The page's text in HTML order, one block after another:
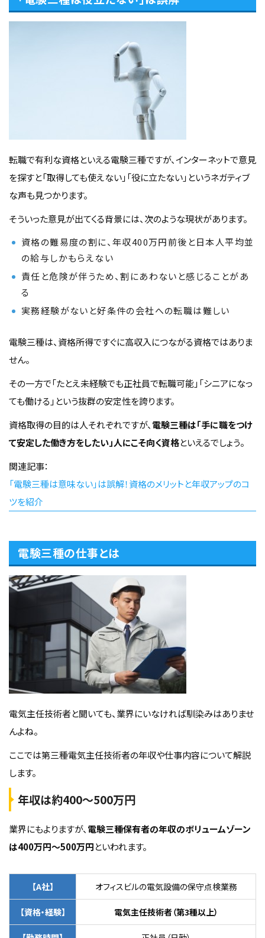
転職で有利な資格といえる電験三種ですが、インターネットで意見
を探すと「取得しても使えない」「役に立たない」というネガティブ
な声も見つかります。
そういった意見が出てくる背景には、次のような現状があります。
資格の難易度の割に、年収400万円前後と日本人平均並
の給与しかもらえない
責任と危険が伴うため、割にあわないと感じることがあ
る
実務経験がないと好条件の会社への転職は難しい
電験三種は、資格所得ですぐに高収入につながる資格ではありま
せん。
その一方で「たとえ未経験でも正社員で転職可能」「シニアになっ
ても働ける」という抜群の安定性を誇ります。
資格取得の目的は人それぞれですが、 電験三種は「手に職をつけ
て安定した働き方をしたい」人にこそ向く資格といえるでしょう。
関連記事：
「電験三種は意味ない」は誤解！資格のメリットと年収アップのコ
ツを紹介
電験三種の仕事とは
電気主任技術者と聞いても、業界にいなければ馴染みはありませ
んよね。
ここでは第三種電気主任技術者の年収や仕事内容について解説
します。
年収は約400〜500万円
業界にもよりますが、 電験三種保有者の年収のボリュームゾーン
は400万円〜500万円といわれます。
【A社】 オフィスビルの電気設備の保守点検業務
【資格・経験】 電気主任技術者（第3種以上）